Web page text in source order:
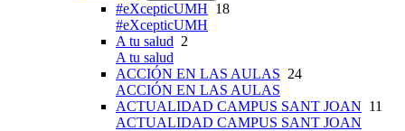
#eXcepticUMH 18
#eXcepticUMH
A tu salud 2
A tu salud
ACCIÓN EN LAS AULAS 24
ACCIÓN EN LAS AULAS
ACTUALIDAD CAMPUS SANT JOAN 11
ACTUALIDAD CAMPUS SANT JOAN